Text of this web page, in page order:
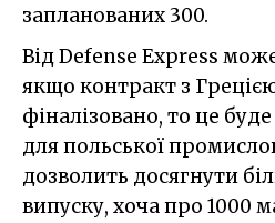
запланованих 300.
Від Defense Express
якщо контракт з
фіналізовано, то це
для польської
дозволить досягнути
випуску, хоча про 1000